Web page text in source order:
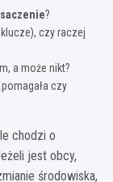
?
czy raczej
a może nikt?
czy
chodzi o
jest obcy,
środowiska,